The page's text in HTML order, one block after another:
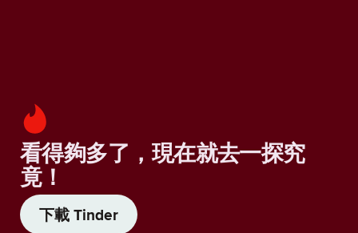
看得夠多了，現在就去一探究
竟！
下載 Tinder